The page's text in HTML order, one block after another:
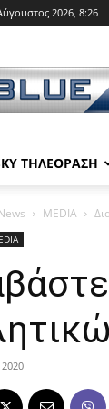
2026, 8:26
ΤΗΛΕΟΡΑΣΗ
MEDIA